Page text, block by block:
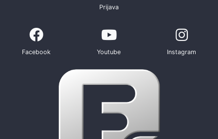
Prijava
Facebook Youtube Instagram